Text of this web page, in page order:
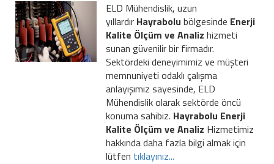
ELD Mühendislik, uzun
yıllardır Hayrabolu bölgesinde Enerji
Kalite Ölçüm ve Analiz hizmeti
sunan güvenilir bir firmadır.
Sektördeki deneyimimiz ve müşteri
memnuniyeti odaklı çalışma
anlayışımız sayesinde, ELD
Mühendislik olarak sektörde öncü
konuma sahibiz. Hayrabolu Enerji
Kalite Ölçüm ve Analiz Hizmetimiz
hakkında daha fazla bilgi almak için
lütfen tıklayınız...